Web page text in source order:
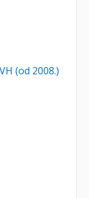
(od 2008.)